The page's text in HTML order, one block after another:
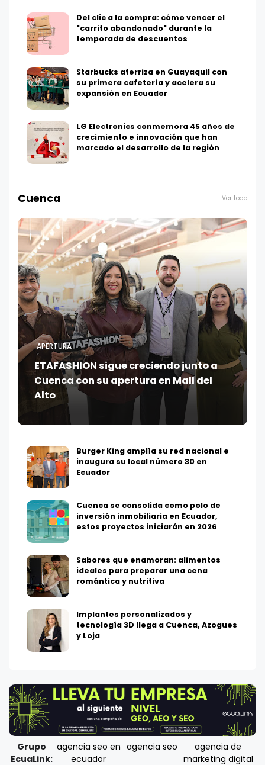
Del clic a la compra: cómo vencer el
"carrito abandonado" durante la
temporada de descuentos
Starbucks aterriza en Guayaquil con
su primera cafetería y acelera su
expansión en Ecuador
LG Electronics conmemora 45 años de
crecimiento e innovación que han
marcado el desarrollo de la región
Cuenca Ver todo
APERTURA
ETAFASHION sigue creciendo junto a
Cuenca con su apertura en Mall del
Alto
Burger King amplía su red nacional e
inaugura su local número 30 en
Ecuador
Cuenca se consolida como polo de
inversión inmobiliaria en Ecuador,
estos proyectos iniciarán en 2026
Sabores que enamoran: alimentos
ideales para preparar una cena
romántica y nutritiva
Implantes personalizados y
tecnología 3D llega a Cuenca, Azogues
y Loja
Grupo
EcuaLink:
agencia seo en
ecuador
agencia seo
agencia de
marketing digital